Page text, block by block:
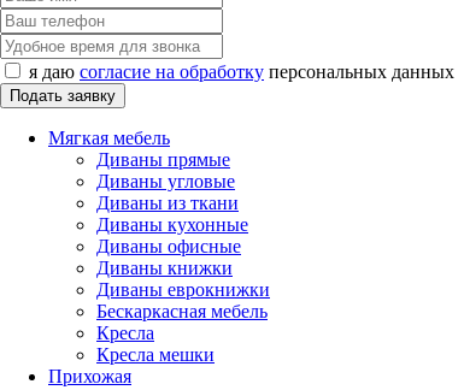
я даю согласие на обработку персональных данных
Мягкая мебель
Диваны прямые
Диваны угловые
Диваны из ткани
Диваны кухонные
Диваны офисные
Диваны книжки
Диваны еврокнижки
Бескаркасная мебель
Кресла
Кресла мешки
Прихожая